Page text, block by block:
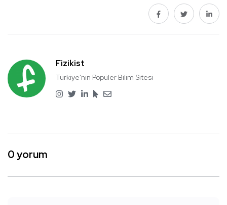
Fizikist
Türkiye'nin Popüler Bilim Sitesi
0 yorum